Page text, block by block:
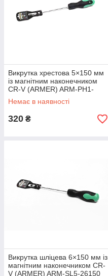
Викрутка хрестова 5×150 мм
із магнітним наконечником
CR-V (ARMER) ARM-PH1-
5150
Немає в наявності
320 ₴
Викрутка шліцева 6×150 мм із
магнітним наконечником CR-
V (ARMER) ARM-SL5-26150